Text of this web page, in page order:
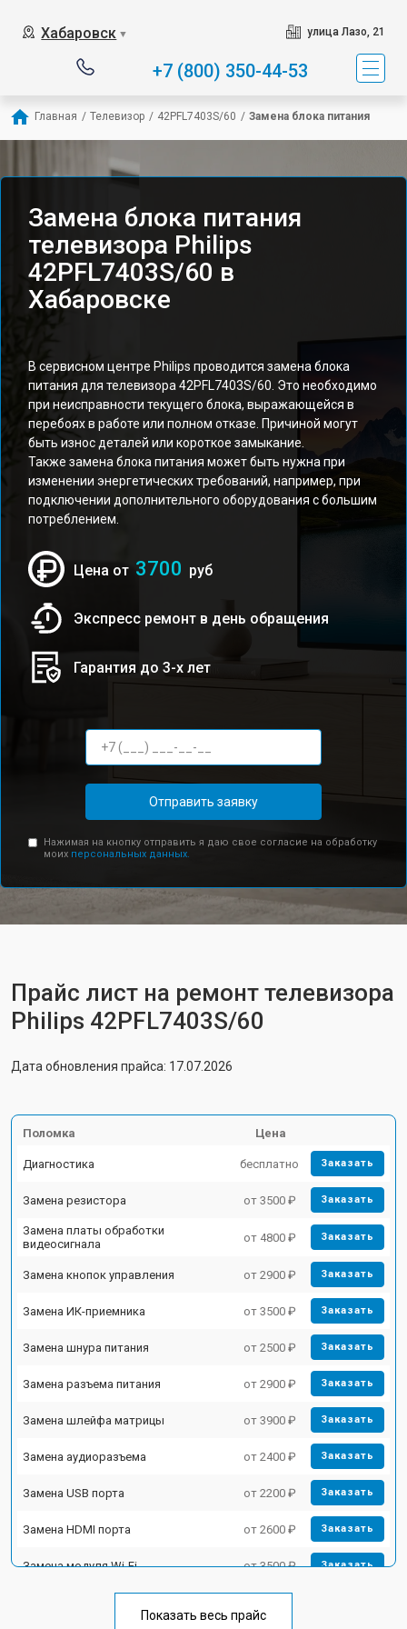
Хабаровск ▼ улица Лазо, 21
+7 (800) 350-44-53
Главная / Телевизор / 42PFL7403S/60 / Замена блока питания
Замена блока питания
телевизора Philips
42PFL7403S/60 в
Хабаровске
В сервисном центре Philips проводится замена блока
питания для телевизора 42PFL7403S/60. Это необходимо
при неисправности текущего блока, выражающейся в
перебоях в работе или полном отказе. Причиной могут
быть износ деталей или короткое замыкание.
Также замена блока питания может быть нужна при
изменении энергетических требований, например, при
подключении дополнительного оборудования с большим
потреблением.
Цена от 3700 руб
Экспресс ремонт в день обращения
Гарантия до 3-х лет
Отправить заявку
Нажимая на кнопку отправить я даю свое согласие на обработку
моих персональных данных.
Прайс лист на ремонт телевизора
Philips 42PFL7403S/60
Дата обновления прайса: 17.07.2026
Поломка Цена
Диагностика бесплатно Заказать
Замена резистора от 3500 ₽ Заказать
Замена платы обработки
видеосигнала
от 4800 ₽ Заказать
Замена кнопок управления от 2900 ₽ Заказать
Замена ИК-приемника от 3500 ₽ Заказать
Замена шнура питания от 2500 ₽ Заказать
Замена разъема питания от 2900 ₽ Заказать
Замена шлейфа матрицы от 3900 ₽ Заказать
Замена аудиоразъема от 2400 ₽ Заказать
Замена USB порта от 2200 ₽ Заказать
Замена HDMI порта от 2600 ₽ Заказать
Замена модуля Wi-Fi от 3500 ₽ Заказать
Показать весь прайс